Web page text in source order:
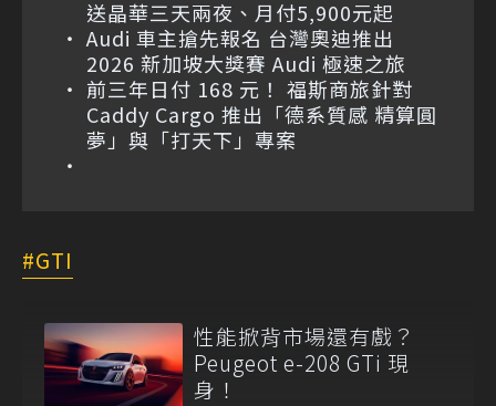
送晶華三天兩夜、月付5,900元起
Audi 車主搶先報名 台灣奧迪推出
2026 新加坡大獎賽 Audi 極速之旅
前三年日付 168 元！ 福斯商旅針對
Caddy Cargo 推出「德系質感 精算圓
夢」與「打天下」專案
GTI
性能掀背市場還有戲？
Peugeot e-208 GTi 現
身！